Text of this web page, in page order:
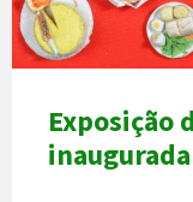
Exposição